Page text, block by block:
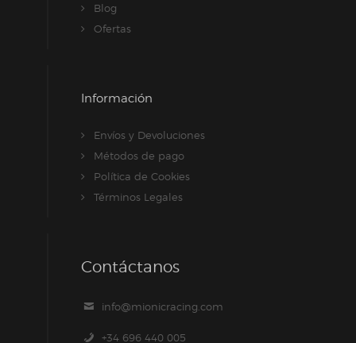
Blog
Ofertas
Información
Envíos y Devoluciones
Métodos de pago
Política de Cookies
Términos Legales
Contáctanos
info@mionicracing.com
+34 696 440 005